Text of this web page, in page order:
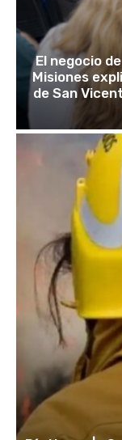
El negocio
Misiones
de San